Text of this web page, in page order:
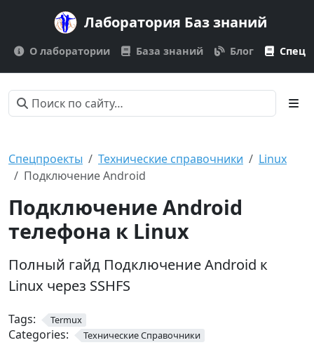
Лаборатория Баз знаний
О лаборатории База знаний Блог
Спецпроекты Технические справочники
Linux
Подключение Android
Подключение Android
телефона к Linux
Полный гайд Подключение Android к
Linux через SSHFS
Tags: Termux
Categories: Технические Справочники